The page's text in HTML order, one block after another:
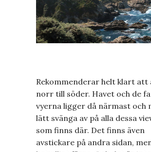
Rekommenderar helt klart att
norr till söder. Havet och de
vyerna ligger då närmast och
lätt svänga av på alla dessa
som finns där. Det finns även
avstickare på andra sidan,